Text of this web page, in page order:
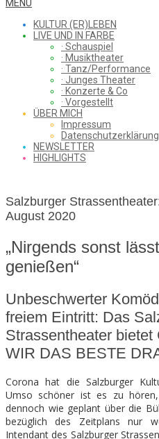
WHAT
SAW
FROM
THE
CHEAP
SEATS
Menu
MENU
KULTUR (ER)LEBEN
LIVE UND IN FARBE
· Schauspiel
· Musiktheater
· Tanz/Performance
· Junges Theater
· Konzerte & Co
· Vorgestellt
ÜBER MICH
Impressum
Datenschutzerklärung
NEWSLETTER
HIGHLIGHTS
Salzburger
August 2020
„Nirgends sonst
genießen“
Unbeschwerter
freiem Eintritt: Das
Strassentheater
WIR DAS BESTE
Corona hat die Salzburger
Umso schöner ist es zu
dennoch wie geplant über die
bezüglich des Zeitplans nur
Intendant des Salzburger